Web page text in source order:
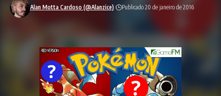
Alan Motta Cardoso (@Alanzice) Publicado 20 de janeiro de 2016